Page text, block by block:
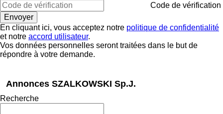
Code de vérification
En cliquant ici, vous acceptez notre politique de confidentialité
et notre accord utilisateur.
Vos données personnelles seront traitées dans le but de
répondre à votre demande.
Annonces SZALKOWSKI Sp.J.
Recherche